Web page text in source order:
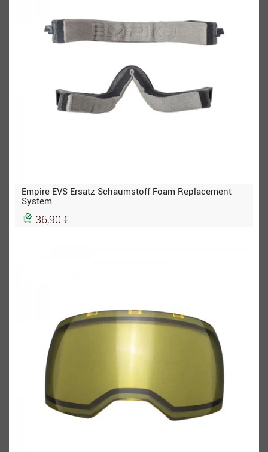
Empire EVS Ersatz Schaumstoff Foam Replacement
System
36,90 €